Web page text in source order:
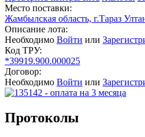
Место поставки:
Жамбылская область, г.Тараз
Описание лота:
Необходимо Войти или
Код ТРУ:
*39919.900.000025
Договор:
Необходимо Войти или
Протоколы